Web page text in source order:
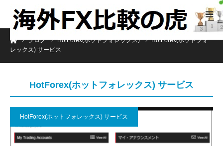
ホームブログ HotForex(ホットフォレックス)
HotForex(ホットフォ
レックス) サービス
HotForex(ホットフォレックス) サービス
HotForex(ホットフォレックス) サービス